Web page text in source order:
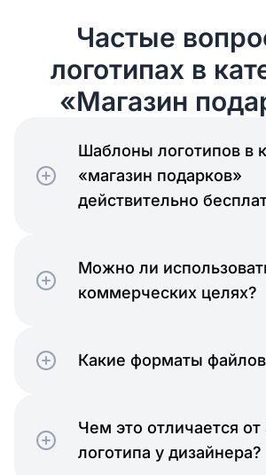
Частые
логотипах в
«Магазин
Шаблоны логотипов в
«магазин подарков»
действительно
Можно ли
коммерческих целях?
Какие форматы
Чем это отличается от
логотипа у дизайнера?